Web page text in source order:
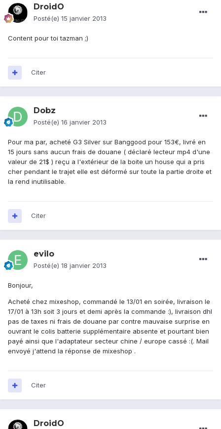
DroidO
Posté(e) 15 janvier 2013
Content pour toi tazman ;)
Citer
Dobz
Posté(e) 16 janvier 2013
Pour ma par, acheté G3 Silver sur Banggood pour 153€, livré en
15 jours sans aucun frais de douane ( déclaré lecteur mp4 d'une
valeur de 21$ ) reçu a l'extérieur de la boite un house qui a pris
cher pendant le trajet elle est déformé sur toute la partie droite et
la rend inutilisable.
Citer
evilo
Posté(e) 18 janvier 2013
Bonjour,
Acheté chez mixeshop, commandé le 13/01 en soirée, livraison le
17/01 à 13h soit 3 jours et demi après la commande :), livraison dhl
pas de taxes ni frais de douane par contre mauvaise surprise en
ouvrant le colis batterie supplémentaire absente et pourtant bien
payé ainsi que l'adaptateur secteur chine / europe cassé :(. Mail
envoyé j'attend la réponse de mixeshop .
Citer
DroidO